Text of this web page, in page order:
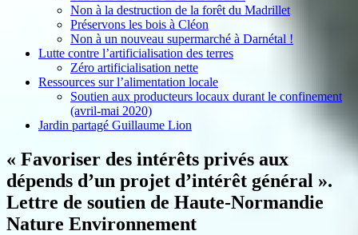
Non à la destruction de la forêt du Madrillet
Préservons les bois à Cléon
Non à un nouveau supermarché à Darnétal !
Lutte contre l’artificialisation des terres
Zéro artificialisation nette
Ressources sur l’alimentation locale
Soutien aux producteurs locaux durant le confinement
(avril-mai 2020)
Jardin partagé Guillaume Lion
« Favoriser des intérêts privés aux
dépends d’un projet d’intérêt général ».
Lettre de soutien de Haute-Normandie
Nature Environnement